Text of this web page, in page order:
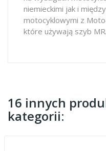
niemieckimi jak i
motocyklowymi z
które używają szyb
16 innych
kategorii: